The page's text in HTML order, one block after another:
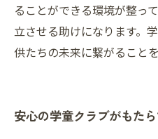
ることができる環境が整っ
立させる助けになります。
供たちの未来に繋がること
安心の学童クラブがもた